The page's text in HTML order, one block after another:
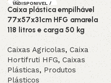
INDISPONIVEL /
SOB ENCOMEND
A
Caixa plástica empilhável
77x57x31cm HFG amarela
118 litros e carga 50 kg
Caixas Agricolas, Caixa
Hortifruti HFG, Caixas
Plásticas, Produtos
Plásticos